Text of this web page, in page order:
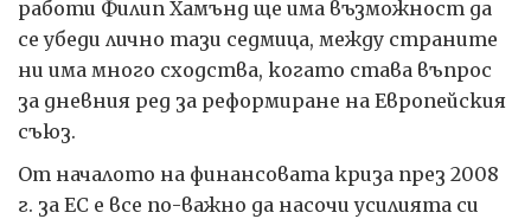
работи Филип Хамънд ще има възможност да
се убеди лично тази седмица, между страните
ни има много сходства, когато става въпрос
за дневния ред за реформиране на Европейския
съюз.
От началото на финансовата криза през 2008
г. за ЕС е все по-важно да насочи усилията си